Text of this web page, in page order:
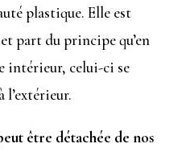
plastique. Elle est
part du principe qu’en
intérieur, celui-ci se
l’extérieur.
être détachée de nos